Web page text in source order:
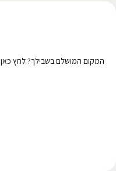
המקום המושלם בשבילך? לחץ כאן